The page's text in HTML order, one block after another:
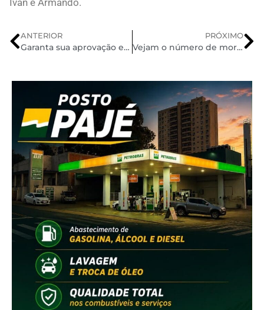
ANTERIOR
Garanta sua aprovação em concursos públicos, em 2020 – Passe Já Concurseiro
PRÓXIMO
Vejam o número de mortes no trânsito